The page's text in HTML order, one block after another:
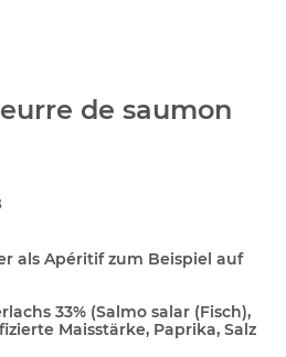
de saumon
als Apéritif zum Beispiel auf
33% (Salmo salar (Fisch),
Maisstärke, Paprika, Salz